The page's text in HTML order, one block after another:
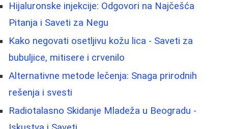
Hijaluronske injekcije: Odgovori na Najčešća
Pitanja i Saveti za Negu
Kako negovati osetljivu kožu lica - Saveti za
bubuljice, mitisere i crvenilo
Alternativne metode lečenja: Snaga prirodnih
rešenja i svesti
Radiotalasno Skidanje Mladeža u Beogradu -